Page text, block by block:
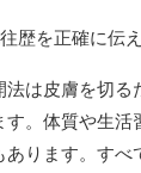
歴を正確に伝
は皮膚を切る
す。体質や生活
ります。すべ